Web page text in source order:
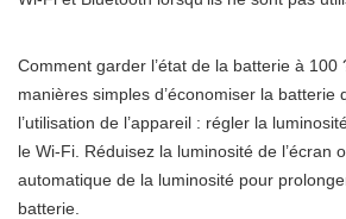
Comment garder l’état de la batterie à 100
manières simples d’économiser la batterie
l’utilisation de l’appareil : régler la
le Wi-Fi. Réduisez la luminosité de l’écran
automatique de la luminosité pour
batterie.